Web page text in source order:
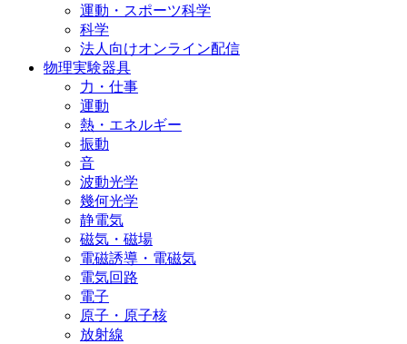
運動・スポーツ科学
科学
法人向けオンライン配信
物理実験器具
力・仕事
運動
熱・エネルギー
振動
音
波動光学
幾何光学
静電気
磁気・磁場
電磁誘導・電磁気
電気回路
電子
原子・原子核
放射線